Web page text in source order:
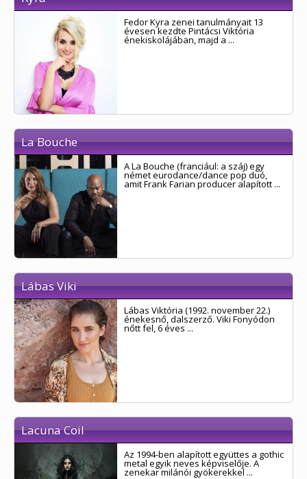
Fedor Kyra zenei tanulmányait 13
évesen kezdte Pintácsi Viktória
énekiskolájában, majd a ...
La Bouche
A La Bouche (franciául: a száj) egy
német eurodance/dance pop duó,
amit Frank Farian producer alapított ...
Lábas Viki
Lábas Viktória (1992. november 22.)
énekesnő, dalszerző. Viki Fonyódon
nőtt fel, 6 éves ...
Lacuna Coil
Az 1994-ben alapított együttes a gothic
metal egyik neves képviselője. A
zenekar milánói gyökerekkel ...